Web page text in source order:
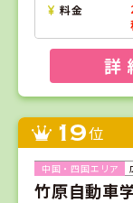
料金
詳
19位
竹原自動車